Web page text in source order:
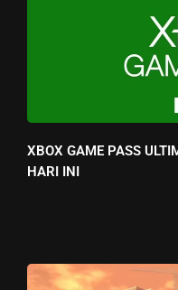
XBOX GAME PASS
HARI INI